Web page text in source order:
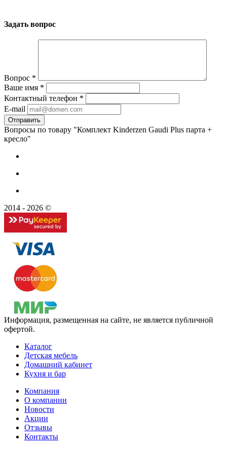
Задать вопрос
Вопрос *
Ваше имя *
Контактный телефон *
E-mail
Вопросы по товару "Комплект Kinderzen Gaudi Plus парта +
кресло"
2014 - 2026 ©
Информация, размещенная на сайте, не является публичной
офертой.
Каталог
Детская мебель
Домашний кабинет
Кухня и бар
Компания
О компании
Новости
Акции
Отзывы
Контакты